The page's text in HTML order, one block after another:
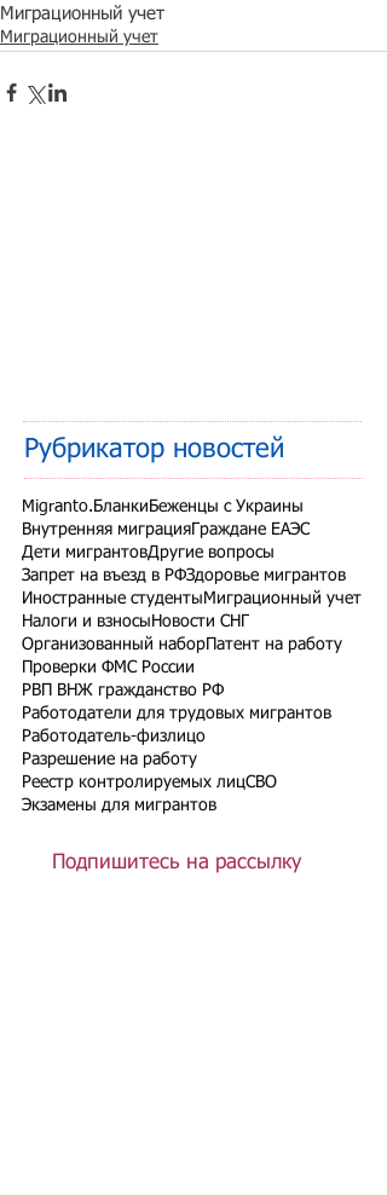
Миграционный учет
Миграционный учет
Рубрикатор новостей
Migranto.Бланки Беженцы с Украины
Внутренняя миграция Граждане ЕАЭС
Дети мигрантовДругие вопросы
Запрет на въезд в РФЗдоровье мигрантов
Иностранные студенты Миграционный учет
Налоги и взносы Новости СНГ
Организованный набор Патент на работу
Проверки ФМС России
РВП ВНЖ гражданство РФ
Работодатели для трудовых мигрантов
Работодатель-физлицо
Разрешение на работу
Реестр контролируемых лицСВО
Экзамены для мигрантов
Подпишитесь на рассылку